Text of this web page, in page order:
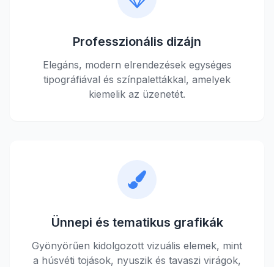
Professzionális dizájn
Elegáns, modern elrendezések egységes
tipográfiával és színpalettákkal, amelyek
kiemelik az üzenetét.
Ünnepi és tematikus grafikák
Gyönyörűen kidolgozott vizuális elemek, mint
a húsvéti tojások, nyuszik és tavaszi virágok,